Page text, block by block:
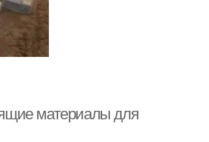
материалы для